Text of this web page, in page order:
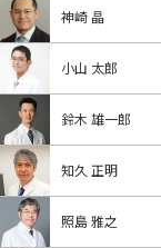
神崎 晶
小山 太郎
鈴木 雄一郎
知久 正明
照島 雅之